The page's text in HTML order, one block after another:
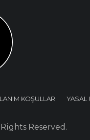
KOŞULLARI YASAL
Reserved.